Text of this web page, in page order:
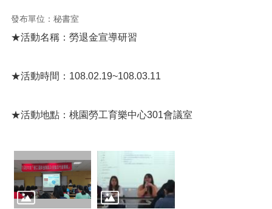
錄
業
訊
民
政
府
資
訊
發布單位：秘書室
★活動名稱：勞退金宣導研習
★活動時間：108.02.19~108.03.11
★活動地點：桃園勞工育樂中心301會議室